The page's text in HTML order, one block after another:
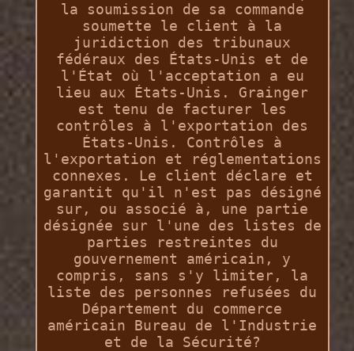
la soumission de sa commande
soumette le client à la
juridiction des tribunaux
fédéraux des États-Unis et de
l'État où l'acceptation a eu
lieu aux États-Unis. Grainger
est tenu de facturer les
contrôles à l'exportation des
États-Unis. Contrôles à
l'exportation et réglementations
connexes. Le client déclare et
garantit qu'il n'est pas désigné
sur, ou associé à, une partie
désignée sur l'une des listes de
parties restreintes du
gouvernement américain, y
compris, sans s'y limiter, la
liste des personnes refusées du
Département du commerce
américain Bureau de l'Industrie
et de la Sécurité?